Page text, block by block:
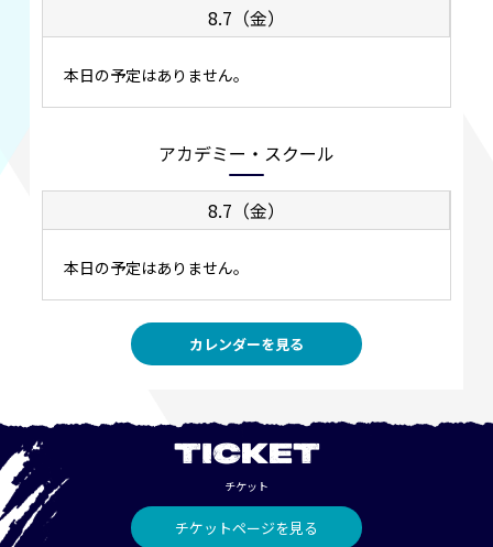
8.7（金）
本日の予定はありません。
アカデミー・スクール
8.7（金）
本日の予定はありません。
カレンダーを見る
TICKET
チケット
チケットページを見る